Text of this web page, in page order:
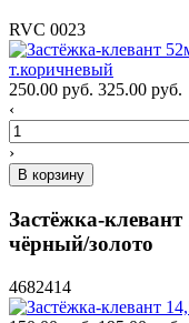
RVC 0023
250.00 руб. 325.00 руб.
‹
›
В корзину
Застёжка-
чёрный/золото
4682414